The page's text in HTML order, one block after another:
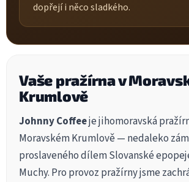
dopřejí i něco sladkého.
Vaše pražírna v
Krumlově
Johnny Coffeeje jihomoravská
Moravském Krumlově — nedaleko
proslaveného dílem Slovanské
Muchy. Pro provoz pražírny jsme